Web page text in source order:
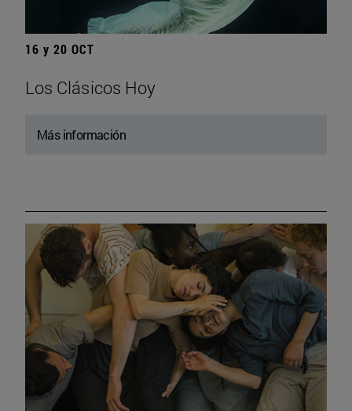
16 y 20 OCT
Los Clásicos Hoy
Más información